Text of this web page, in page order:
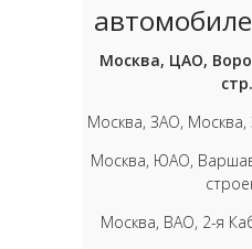
Москва, ЦАО,
Москва, ЗАО, Москва,
Москва, ЮАО,
Москва, ВАО, 2-я